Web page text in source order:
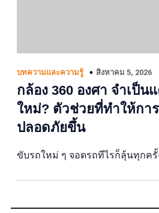
บทความและความรู้ สิงหาคม 5, 2026
กล้อง 360 องศา จำเป็
ใหม่? ตัวช่วยที่ทำให้กา
ปลอดภัยขึ้น
ขับรถใหม่ ๆ จอดรถทีไรก็ลุ้นทุกครั้